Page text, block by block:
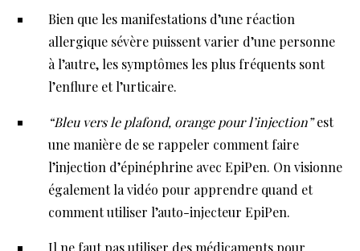
Bien que les manifestations d’une réaction
allergique sévère puissent varier d’une personne
à l’autre, les symptômes les plus fréquents sont
l’enflure et l’urticaire.
“Bleu vers le plafond, orange pour l’injection”est
une manière de se rappeler comment faire
l’injection d’épinéphrine avec EpiPen. On visionne
également la vidéo pour apprendre quand et
comment utiliser l’auto-injecteur EpiPen.
Il ne faut pas utiliser des médicaments pour